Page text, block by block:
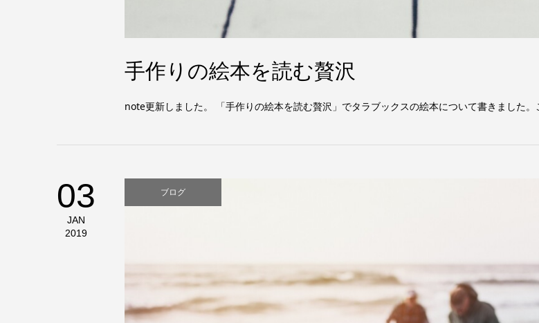
手作りの絵本を読む贅沢
note更新しました。 「手作りの絵本を読む贅沢」でタラブックスの絵本について書きました
03
JAN
2019
ブログ